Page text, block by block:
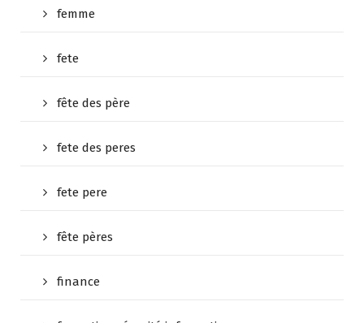
femme
fete
fête des père
fete des peres
fete pere
fête pères
finance